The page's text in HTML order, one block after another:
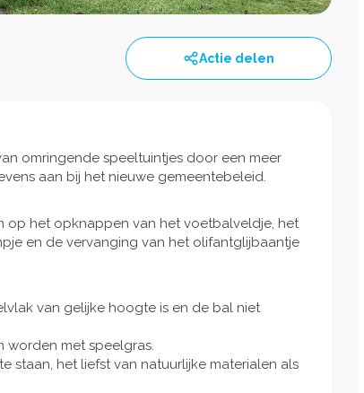
Actie delen
omringende speeltuintjes door een meer
aan bij het nieuwe gemeentebeleid.
op het opknappen van het voetbalveldje, het
en de vervanging van het olifantglijbaantje
van gelijke hoogte is en de bal niet
worden met speelgras.
staan, het liefst van natuurlijke materialen als